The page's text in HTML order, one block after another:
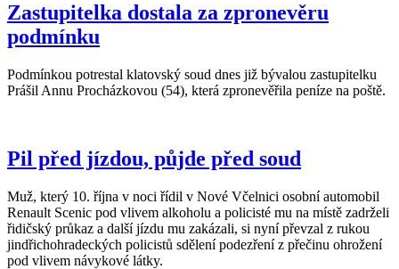
Zastupitelka dostala za zpronevěru
podmínku
Podmínkou potrestal klatovský soud dnes již bývalou zastupitelku
Prášil Annu Procházkovou (54), která zpronevěřila peníze na poště.
Pil před jízdou, půjde před soud
Muž, který 10. října v noci řídil v Nové Včelnici osobní automobil
Renault Scenic pod vlivem alkoholu a policisté mu na místě zadrželi
řidičský průkaz a další jízdu mu zakázali, si nyní převzal z rukou
jindřichohradeckých policistů sdělení podezření z přečinu ohrožení
pod vlivem návykové látky.